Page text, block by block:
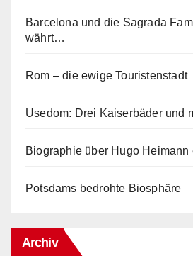
Barcelona und die Sagrada
währt…
Rom – die ewige Touristenstadt
Usedom: Drei Kaiserbäder und
Biographie über Hugo Heimann
Potsdams bedrohte Biosphäre
Archiv